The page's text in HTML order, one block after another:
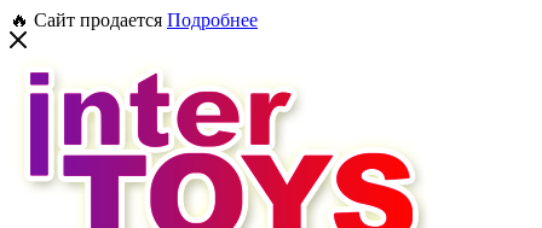
🔥 Сайт продается Подробнее